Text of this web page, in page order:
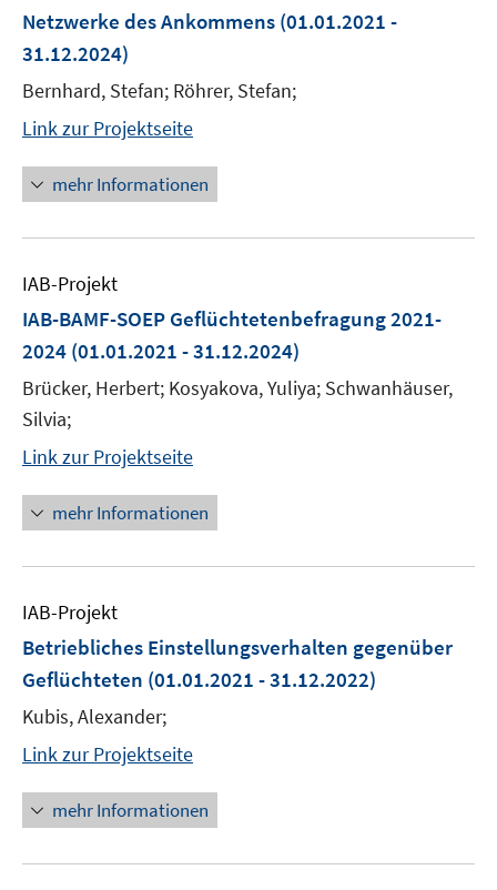
Netzwerke des Ankommens (01.01.2021 -
31.12.2024)
Bernhard, Stefan; Röhrer, Stefan;
Link zur Projektseite
mehr Informationen
IAB-Projekt
IAB-BAMF-SOEP Geflüchtetenbefragung 2021-
2024 (01.01.2021 - 31.12.2024)
Brücker, Herbert; Kosyakova, Yuliya; Schwanhäuser,
Silvia;
Link zur Projektseite
mehr Informationen
IAB-Projekt
Betriebliches Einstellungsverhalten gegenüber
Geflüchteten (01.01.2021 - 31.12.2022)
Kubis, Alexander;
Link zur Projektseite
mehr Informationen